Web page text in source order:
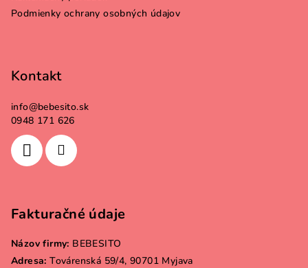
Podmienky ochrany osobných údajov
Kontakt
info@bebesito.sk
0948 171 626
Fakturačné údaje
Názov firmy: BEBESITO
Adresa: Továrenská 59/4, 90701 Myjava